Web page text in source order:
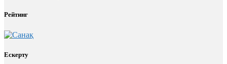
Рейтинг
Ескерту